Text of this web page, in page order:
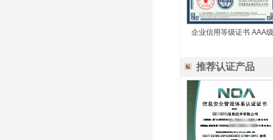
企业信用等级证书 AAA级
推荐认证产品